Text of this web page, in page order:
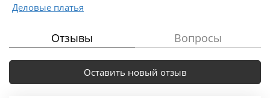
Деловые платья
Отзывы Вопросы
Оставить новый отзыв